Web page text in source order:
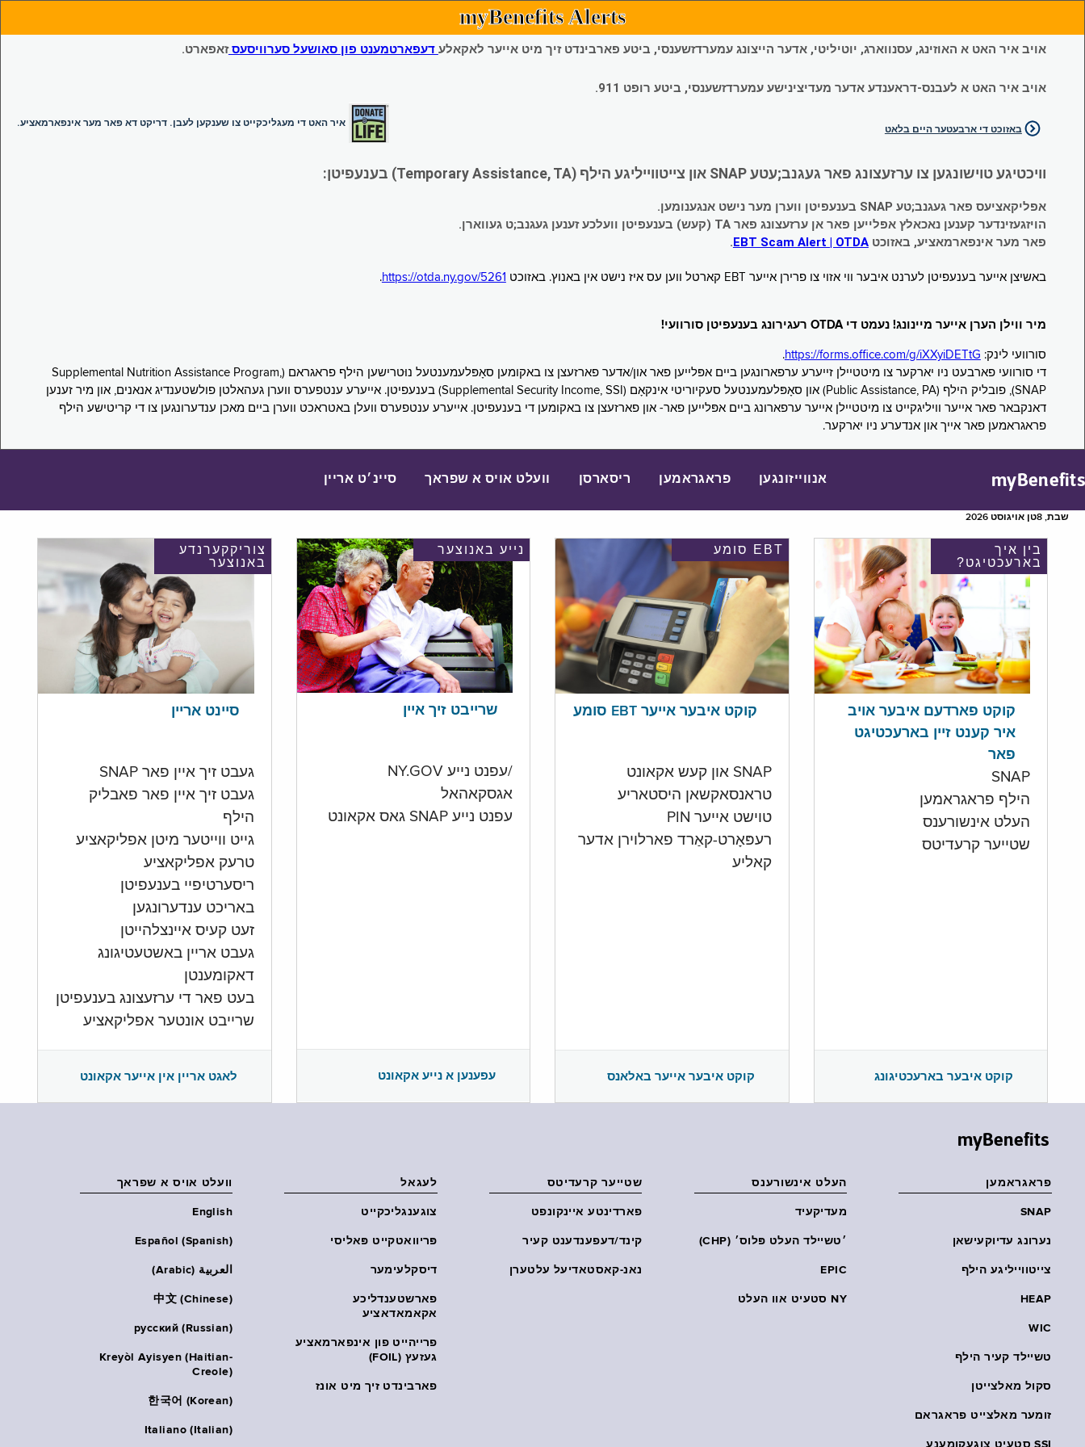
myBenefits Alerts
אויב איר האט א האוזינג, עסנווארג, יוטיליטי, אדער הייצונג עמערדזשענסי, ביטע פארבינדט זיך מיט אייער לאקאלע דעפארטמענט פון סאושעל סערוויסעסזאפארט.
אויב איר האט א לעבנס-דראענדע אדער מעדיצינישע עמערדזשענסי, ביטע רופט 911.
איר האט די מעגליכקייט צו שענקען לעבן. דריקט דא פאר מער אינפארמאציע.
באזוכט די ארבעטער היים בלאט
וויכטיגע טוישונגען צו ערזעצונג פאר געגנב;עטע SNAP און צייטווייליגע הילף (Temporary Assistance, TA) בענעפיטן:
אפליקאציעס פאר געגנב;טע SNAP בענעפיטן ווערן מער נישט אנגענומען.
הויזגעזינדער קענען נאכאלץ אפּלייען פאר אן ערזעצונג פאר TA (קעש) בענעפיטן וועלכע זענען געגנב;ט געווארן.
פאר מער אינפארמאציע, באזוכטEBT Scam Alert | OTDA
.
באשיצן אייער בענעפיטן לערנט איבער ווי אזוי צו פרירן אייער EBT קארטל ווען עס איז נישט אין באנוץ. באזוכט https://otda.ny.gov/5261
.
מיר ווילן הערן אייער מיינונג! נעמט די OTDA רעגירונג בענעפיטן סורוועי!
סורוועי לינק: https://forms.office.com/g/iXXyiDETtG
.
די סורוועי פארבעט ניו יארקער צו מיטטיילן זייערע ערפארונגען ביים אפּלייען פאר און/אדער פארזעצן צו באקומען סאָפּלעמענטעל נוּטרישען הילף פראגראם (Supplemental Nutrition Assistance Program,
SNAP), פובליק הילף (Public Assistance, PA) און סאָפּלעמענטעל סעקיוריטי אינקאָם (Supplemental Security Income, SSI) בענעפיטן. אייערע ענטפערס ווערן געהאלטן פולשטענדיג אנאנים, און מיר זענען
דאנקבאר פאר אייער וויליגקייט צו מיטטיילן אייער ערפארונג ביים אפּלייען פאר- און פארזעצן צו באקומען די בענעפיטן. אייערע ענטפערס וועלן באטראכט ווערן ביים מאכן ענדערונגען צו די קריטישע הילף
פראגראמען פאר אייך און אנדערע ניו יארקער.
myBenefits אנווייזונגען פראגראמען ריסארסן וועלט אויס א שפראך סיינ׳ט אריין
שבת, 8טן אויגוסט 2026
צוריקקערנדע
באנוצער
סיינט אריין
געבט זיך איין פאר SNAP
געבט זיך איין פאר פאבליק
הילף
גייט ווייטער מיטן אפליקאציע
טרעק אפליקאציע
ריסערטיפיי בענעפיטן
באריכט ענדערונגען
זעט קעיס איינצלהייטן
געבט אריין באשטעטיגונג
דאקומענטן
בעט פאר די ערזעצונג בענעפיטן
שרייבט אונטער אפליקאציע
לאגט אריין אין אייער אקאונט
נייע באנוצער
שרייבט זיך איין
/עפנט נייע NY.GOV
אגסקאהאל
עפנט נייע SNAP גאס אקאונט
עפענען א נייע אקאונט
EBT סומע
קוקט איבער אייער EBT סומע
SNAP און קעש אקאונט
טראנסאקשאן היסטאריע
טוישט אייער PIN
רעפּאָרט-קאַרד פארלוירן אדער
קאליע
קוקט איבער אייער באלאנס
בין איך
בארעכטיגט?
קוקט פארדעם איבער אויב
איר קענט זיין בארעכטיגט
פאר
SNAP
הילף פראגראמען
העלט אינשורענס
שטייער קרעדיטס
קוקט איבער בארעכטיגונג
myBenefits
פראגראמען
SNAP
נערונג עדיוקעישאן
צייטווייליגע הילף
HEAP
WIC
טשיילד קעיר הילף
סקול מאלצייטן
זומער מאלצייט פראגראם
SSI סטעיט צוגעקומענע
העלט אינשורענס
מעדיקעיד
׳טשיילד העלט פּלוס׳ (CHP)
EPIC
NY סטעיט אוו העלט
שטייער קרעדיטס
פארדינטע איינקונפט
קינד/דעפענדענט קעיר
נאנ-קאסטאדיעל עלטערן
לעגאל
צוגענגליכקייט
פּריוואטקייט פּאליסי
דיסקלעימער
פארשטענדליכע
אקאמאדאציע
פרייהייט פון אינפארמאציע
געזעץ (FOIL)
פארבינדט זיך מיט אונז
וועלט אויס א שפראך
English
Español (Spanish)
العربية (Arabic)
中文 (Chinese)
русский (Russian)
Kreyòl Ayisyen (Haitian-
Creole)
한국어 (Korean)
Italiano (Italian)